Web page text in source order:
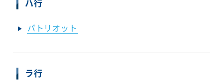
ハ行
パトリオット
ラ行